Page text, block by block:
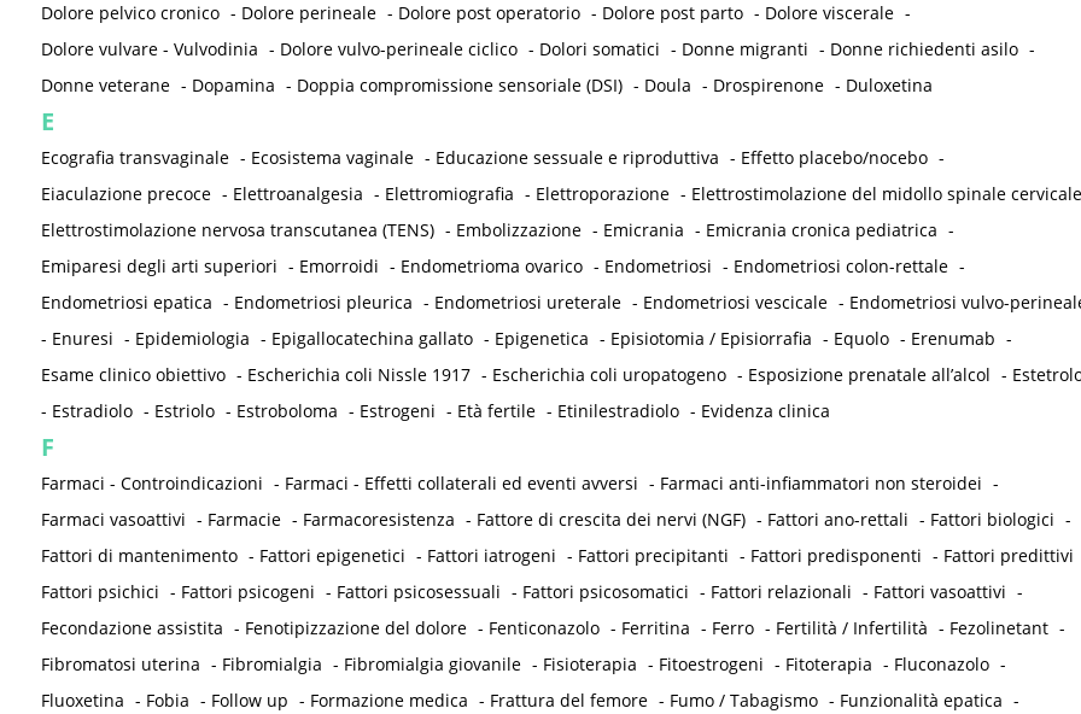
Dolore pelvico cronico - Dolore perineale - Dolore post operatorio - Dolore post parto - Dolore viscerale -
Dolore vulvare - Vulvodinia - Dolore vulvo-perineale ciclico - Dolori somatici - Donne migranti - Donne richiedenti asilo -
Donne veterane - Dopamina - Doppia compromissione sensoriale (DSI) - Doula - Drospirenone - Duloxetina
E
Ecografia transvaginale - Ecosistema vaginale - Educazione sessuale e riproduttiva - Effetto placebo/nocebo -
Eiaculazione precoce - Elettroanalgesia - Elettromiografia - Elettroporazione - Elettrostimolazione del midollo spinale cervicale
Elettrostimolazione nervosa transcutanea (TENS) - Embolizzazione - Emicrania - Emicrania cronica pediatrica -
Emiparesi degli arti superiori - Emorroidi - Endometrioma ovarico - Endometriosi - Endometriosi colon-rettale -
Endometriosi epatica - Endometriosi pleurica - Endometriosi ureterale - Endometriosi vescicale - Endometriosi vulvo-
- Enuresi - Epidemiologia - Epigallocatechina gallato - Epigenetica - Episiotomia / Episiorrafia - Equolo - Erenumab -
Esame clinico obiettivo - Escherichia coli Nissle 1917 - Escherichia coli uropatogeno - Esposizione prenatale all’alcol -
- Estradiolo - Estriolo - Estroboloma - Estrogeni - Età fertile - Etinilestradiolo - Evidenza clinica
F
Farmaci - Controindicazioni - Farmaci - Effetti collaterali ed eventi avversi - Farmaci anti-infiammatori non steroidei -
Farmaci vasoattivi - Farmacie - Farmacoresistenza - Fattore di crescita dei nervi (NGF) - Fattori ano-rettali - Fattori biologici -
Fattori di mantenimento - Fattori epigenetici - Fattori iatrogeni - Fattori precipitanti - Fattori predisponenti - Fattori predittivi
Fattori psichici - Fattori psicogeni - Fattori psicosessuali - Fattori psicosomatici - Fattori relazionali - Fattori vasoattivi -
Fecondazione assistita - Fenotipizzazione del dolore - Fenticonazolo - Ferritina - Ferro - Fertilità / Infertilità - Fezolinetant -
Fibromatosi uterina - Fibromialgia - Fibromialgia giovanile - Fisioterapia - Fitoestrogeni - Fitoterapia - Fluconazolo -
Fluoxetina - Fobia - Follow up - Formazione medica - Frattura del femore - Fumo / Tabagismo - Funzionalità epatica -